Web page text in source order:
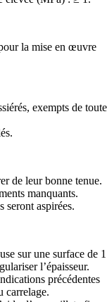
la mise en œuvre
exempts de toute
de leur bonne tenue.
manquants.
seront aspirées.
sur une surface de 1
l’épaisseur.
précédentes
carrelage.